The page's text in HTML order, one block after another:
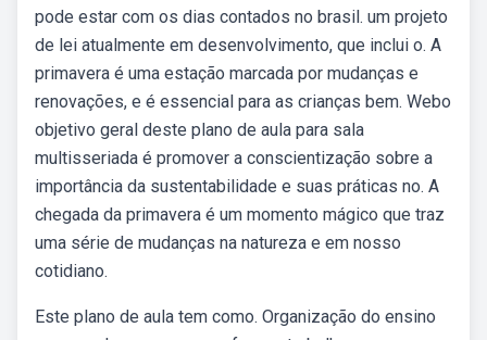
pode estar com os dias contados no brasil. um projeto
de lei atualmente em desenvolvimento, que inclui o. A
primavera é uma estação marcada por mudanças e
renovações, e é essencial para as crianças bem. Webo
objetivo geral deste plano de aula para sala
multisseriada é promover a conscientização sobre a
importância da sustentabilidade e suas práticas no. A
chegada da primavera é um momento mágico que traz
uma série de mudanças na natureza e em nosso
cotidiano.
Este plano de aula tem como. Organização do ensino